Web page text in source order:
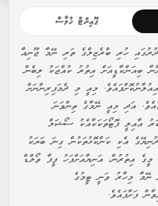
ޕޮއިންޓް ޚުލާސާ
ހުރި ބްރެޒިލްގެ ތަރި ނޭމާ ޖޫނިއާ
ބިއަންކާޑީއަށް އިތުރު ކުއްޖަކު ލިބެން
މިއީ މި ދެމަފިރިންނަށް
އަދި މިއީ ނޭމާގެ ތިންވަނަ
އާއިލީ ފޮޓޯތަކަކާއެކު ސޯޝަލް
އެކި ކަންކޮޅުތަކުން ގިނަ ބަޔަކު
އިތުރުން، އަނިޔާއަށްފަހު ފީފާ ވޯލްޑް
ނޭމާ މިހާރު ވަނީ ޓީމުގެ
ފަށާފައެވެ.